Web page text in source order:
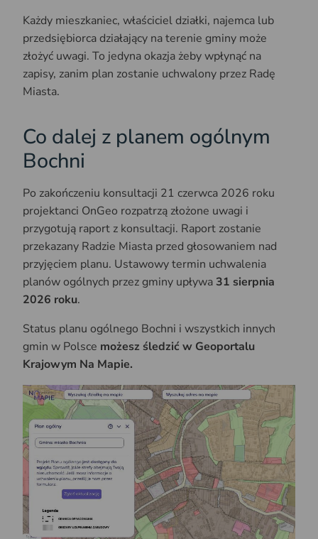
Każdy mieszkaniec, właściciel działki, najemca lub
przedsiębiorca działający na terenie gminy może
złożyć uwagi. To jedyna okazja żeby wpłynąć na
zapisy, zanim plan zostanie uchwalony przez Radę
Miasta.
Co dalej z planem ogólnym
Bochni
Po zakończeniu konsultacji 21 czerwca 2026 roku
projektanci OnGeo rozpatrzą złożone uwagi i
przygotują raport z konsultacji. Raport zostanie
przekazany Radzie Miasta przed głosowaniem nad
przyjęciem planu. Ustawowy termin uchwalenia
planów ogólnych przez gminy upływa 31 sierpnia
2026 roku.
Status planu ogólnego Bochni i wszystkich innych
gmin w Polsce możesz śledzić w Geoportalu
Krajowym Na Mapie.